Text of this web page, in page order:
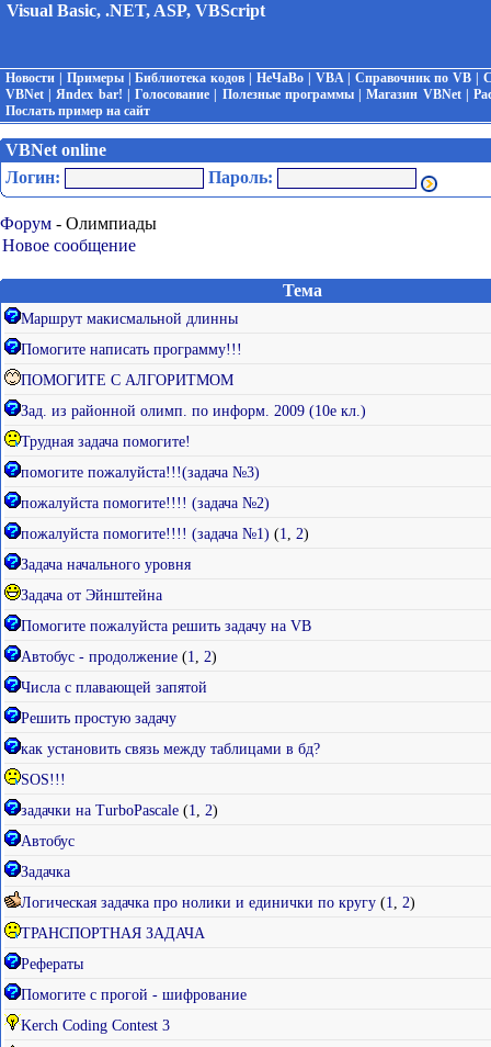
Visual Basic, .NET, ASP, VBScript
Новости Примеры|Библиотека кодов |НеЧаВо VBA| Справочник по VB |
VBNet |Яndex bar! |Голосование Полезные программы|Магазин VBNet|
Послать пример на сайт
VBNet online
Логин:
Пароль:
Форум - Олимпиады
Новое сообщение
Тема
Маршрут макисмальной длинны
Помогите написать программу!!!
ПОМОГИТЕ С АЛГОРИТМОМ
Зад. из районной олимп. по информ. 2009 (10е кл.)
Трудная задача помогите!
помогите пожалуйста!!!(задача №3)
пожалуйста помогите!!!! (задача №2)
пожалуйста помогите!!!! (задача №1) (1, 2)
Задача начального уровня
Задача от Эйнштейна
Помогите пожалуйста решить задачу на VB
Автобус - продолжение (1, 2)
Числа с плавающей запятой
Решить простую задачу
как установить связь между таблицами в бд?
SOS!!!
задачки на TurboPascale (1, 2)
Автобус
Задачка
Логическая задачка про нолики и единички по кругу (1, 2)
ТРАНСПОРТНАЯ ЗАДАЧА
Рефераты
Помогите с прогой - шифрование
Kerch Coding Contest 3